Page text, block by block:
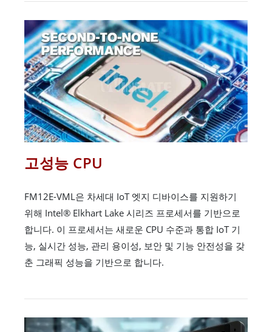
고성능 CPU
FM12E-VML은 차세대 IoT 엣지 디바이스를 지원하기
위해 Intel® Elkhart Lake 시리즈 프로세서를 기반으로
합니다. 이 프로세서는 새로운 CPU 수준과 통합 IoT 기
능, 실시간 성능, 관리 용이성, 보안 및 기능 안전성을 갖
춘 그래픽 성능을 기반으로 합니다.